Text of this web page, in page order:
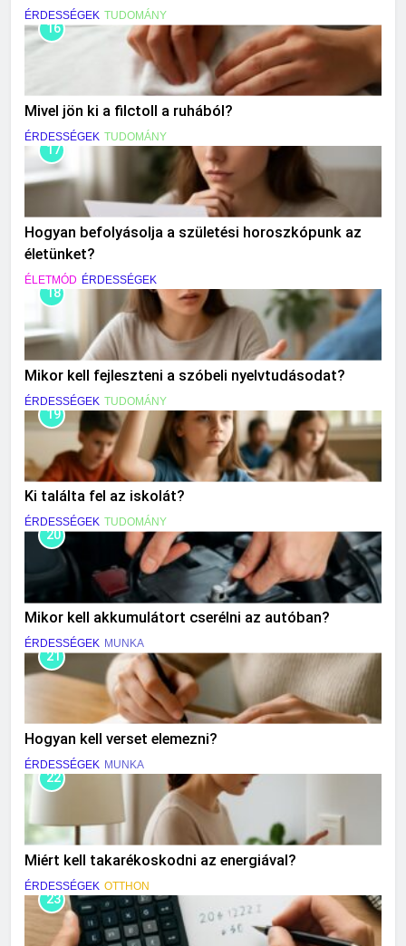
ÉRDESSÉGEK TUDOMÁNY
16
Mivel jön ki a filctoll a ruhából?
ÉRDESSÉGEK TUDOMÁNY
17
Hogyan befolyásolja a születési horoszkópunk az
életünket?
ÉLETMÓD ÉRDESSÉGEK
18
Mikor kell fejleszteni a szóbeli nyelvtudásodat?
ÉRDESSÉGEK TUDOMÁNY
19
Ki találta fel az iskolát?
ÉRDESSÉGEK TUDOMÁNY
20
Mikor kell akkumulátort cserélni az autóban?
ÉRDESSÉGEK MUNKA
21
Hogyan kell verset elemezni?
ÉRDESSÉGEK MUNKA
22
Miért kell takarékoskodni az energiával?
ÉRDESSÉGEK OTTHON
23